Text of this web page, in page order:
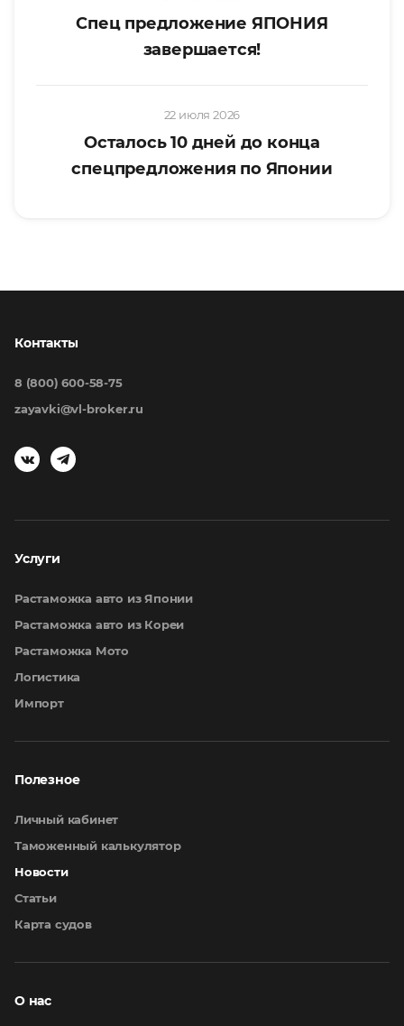
Спец предложение ЯПОНИЯ
завершается!
22 июля 2026
Осталось 10 дней до конца
спецпредложения по Японии
Услуги
Растаможка авто из Японии
Растаможка авто из Кореи
Растаможка Мото
Логистика
Импорт
Полезное
Личный кабинет
Таможенный калькулятор
Новости
Статьи
Карта судов
О нас
Контакты
8 (800) 600-58-75
zayavki@vl-broker.ru